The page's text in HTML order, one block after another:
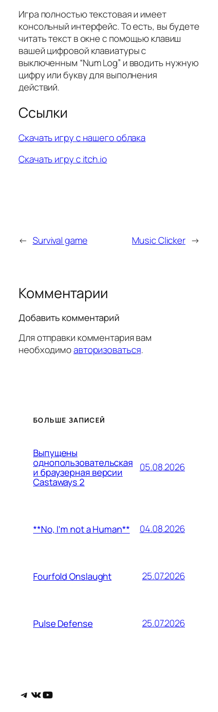
Игра полностью текстовая и имеет
консольный интерфейс. То есть, вы будете
читать текст в окне с помощью клавиш
вашей цифровой клавиатуры с
выключенным “Num Log” и вводить нужную
цифру или букву для выполнения
действий.
Ссылки
Скачать игру с нашего облака
Скачать игру с itch.io
← Survival game Music Clicker →
Комментарии
Добавить комментарий
Для отправки комментария вам
необходимоавторизоваться.
БОЛЬШЕ ЗАПИСЕЙ
Выпущены
однопользовательская
и браузерная версии
Castaways 2
05.08.2026
**No, I’m not a Human** 04.08.2026
Fourfold Onslaught 25.07.2026
Pulse Defense 25.07.2026
Telegram
ВКонтакте
YouTube